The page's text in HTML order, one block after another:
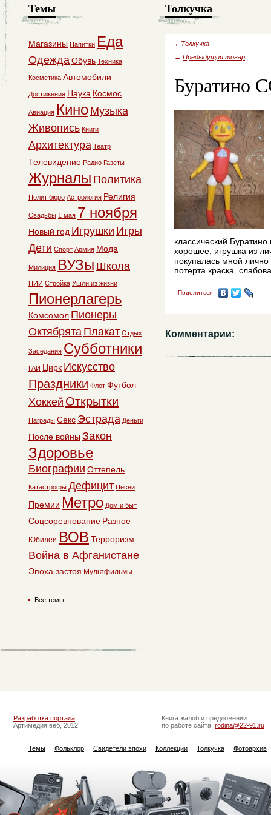
Толкучка
← Толкучка
← Предыдущий товар
Буратино
классический Буратино
хорошее, игрушка из
покупалась мной
потерта краска.
Поделиться
Комментарии:
Темы
Магазины Напитки Еда
ОдеждаОбувь Техника
Косметика Автомобили
Достижения Наука Космос
Авиация Кино Музыка
Живопись Книги
Архитектура Театр
Телевидение Радио Газеты
Журналы Политика
Полит бюро Астрология Религия
Свадьбы 1 мая 7 ноября
Новый год Игрушки Игры
Дети Спорт Армия Мода
Милиция ВУЗы Школа
НИИ Стройка Ушли из жизни
Пионерлагерь
Комсомол Пионеры
Октябрята Плакат Отдых
Заседания Субботники
ГАИ Цирк Искусство
Праздники Флот Футбол
Хоккей Открытки
Награды Секс Эстрада Деньги
После войны Закон
Здоровье
Биографии Оттепель
Катастрофы Дефицит Песни
Премии Метро Дом и быт
Соцсоревнование Разное
Юбилеи ВОВ Терроризм
Война в Афганистане
Эпоха застоя Мультфильмы
Все темы
Разработка портала
Артимедия веб, 2012
Книга жалоб и предложений
по работе сайта: rodina@22-91.ru
Темы Фольклор Свидетели эпохи Коллекции Толкучка Фотоархив